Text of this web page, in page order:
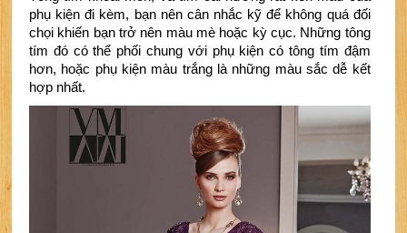
phụ kiện đi kèm, bạn nên cân nhắc kỹ để không quá đối
chọi khiến bạn trở nên màu mè hoặc kỳ cục. Những tông
tím đó có thể phối chung với phụ kiện có tông tím đậm
hơn, hoặc phụ kiện màu trắng là những màu sắc dễ kết
hợp nhất.